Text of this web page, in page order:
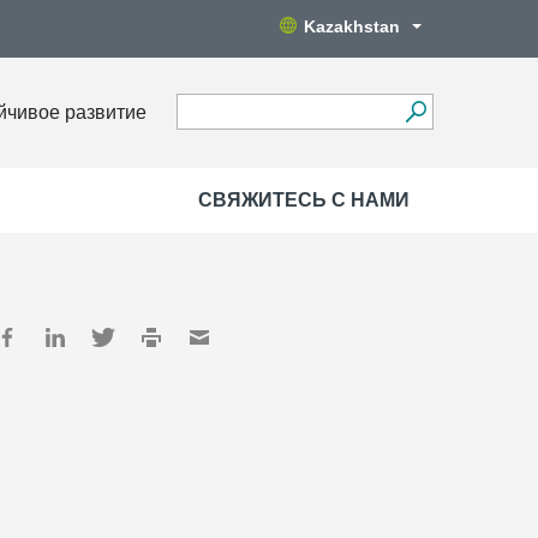
Kazakhstan
развитие
СВЯЖИТЕСЬ С НАМИ